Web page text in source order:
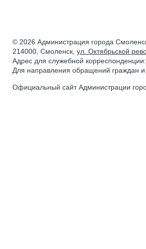
© 2026 Администрация города
214000, Смоленск,ул. Октябрьской
Адрес для служебной
Для направления обращений граждан и
Официальный сайт Администрации